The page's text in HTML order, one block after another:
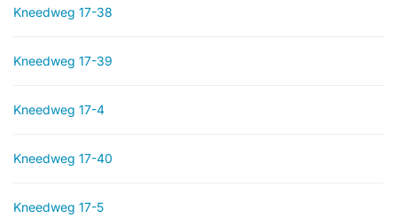
Kneedweg 17-38
Kneedweg 17-39
Kneedweg 17-4
Kneedweg 17-40
Kneedweg 17-5